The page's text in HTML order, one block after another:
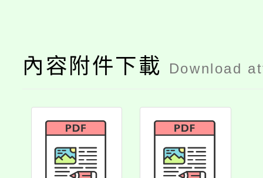
內容附件下載 Download